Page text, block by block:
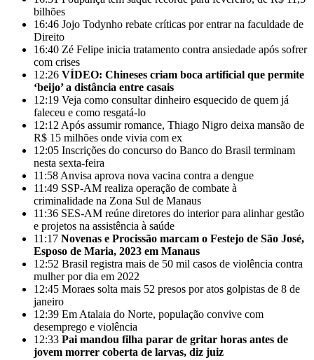
bilhões
16:46 Jojo Todynho rebate críticas por entrar na faculdade de
Direito
16:40 Zé Felipe inicia tratamento contra ansiedade após sofrer
com crises
12:26 VÍDEO: Chineses criam boca artificial que permite
‘beijo’ a distância entre casais
12:19 Veja como consultar dinheiro esquecido de quem já
faleceu e como resgatá-lo
12:12 Após assumir romance, Thiago Nigro deixa mansão de
R$ 15 milhões onde vivia com ex
12:05 Inscrições do concurso do Banco do Brasil terminam
nesta sexta-feira
11:58 Anvisa aprova nova vacina contra a dengue
11:49 SSP-AM realiza operação de combate à
criminalidade na Zona Sul de Manaus
11:36 SES-AM reúne diretores do interior para alinhar gestão
e projetos na assistência à saúde
11:17 Novenas e Procissão marcam o Festejo de São José,
Esposo de Maria, 2023 em Manaus
12:52 Brasil registra mais de 50 mil casos de violência contra
mulher por dia em 2022
12:45 Moraes solta mais 52 presos por atos golpistas de 8 de
janeiro
12:39 Em Atalaia do Norte, população convive com
desemprego e violência
12:33 Pai mandou filha parar de gritar horas antes de
jovem morrer coberta de larvas, diz juiz